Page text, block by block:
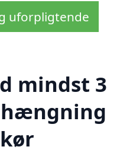
uforpligtende
mindst 3